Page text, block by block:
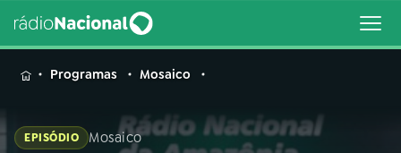
MENUProgramas Mosaico
EPISÓDIO Mosaico